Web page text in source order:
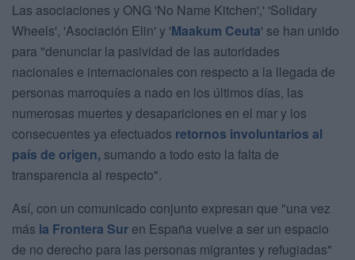
Las asociaciones y ONG 'No Name Kitchen',' 'Solidary
Wheels', 'Asociación Elin' y 'Maakum Ceuta' se han unido
para "denunciar la pasividad de las autoridades
nacionales e internacionales con respecto a la llegada de
personas marroquíes a nado en los últimos días, las
numerosas muertes y desapariciones en el mar y los
consecuentes ya efectuados retornos involuntarios al
país de origen, sumando a todo esto la falta de
transparencia al respecto".
Así, con un comunicado conjunto expresan que "una vez
más la Frontera Sur en España vuelve a ser un espacio
de no derecho para las personas migrantes y refugiadas"